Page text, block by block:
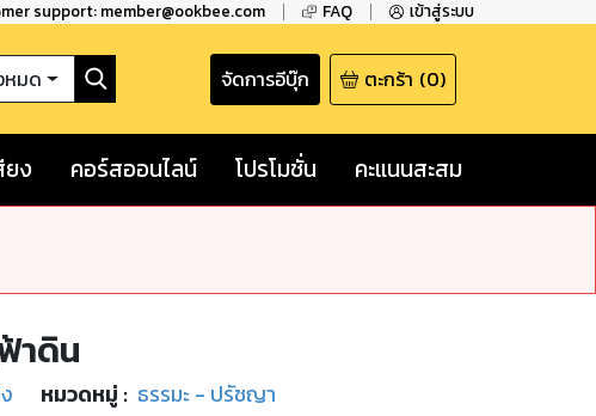
support: member@ookbee.com FAQ เข้าสู่ระบบ
หมด จัดการอีบุ๊ก ตะกร้า (0)
ง คอร์สออนไลน์ โปรโมชั่น คะแนนสะสม
าดิน
หมวดหมู่ : ธรรมะ - ปรัชญา